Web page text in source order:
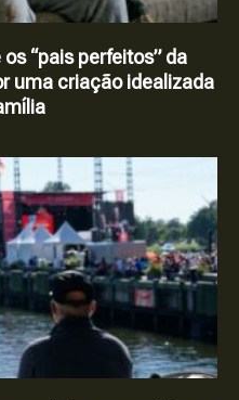
“pais perfeitos” da
uma criação idealizada